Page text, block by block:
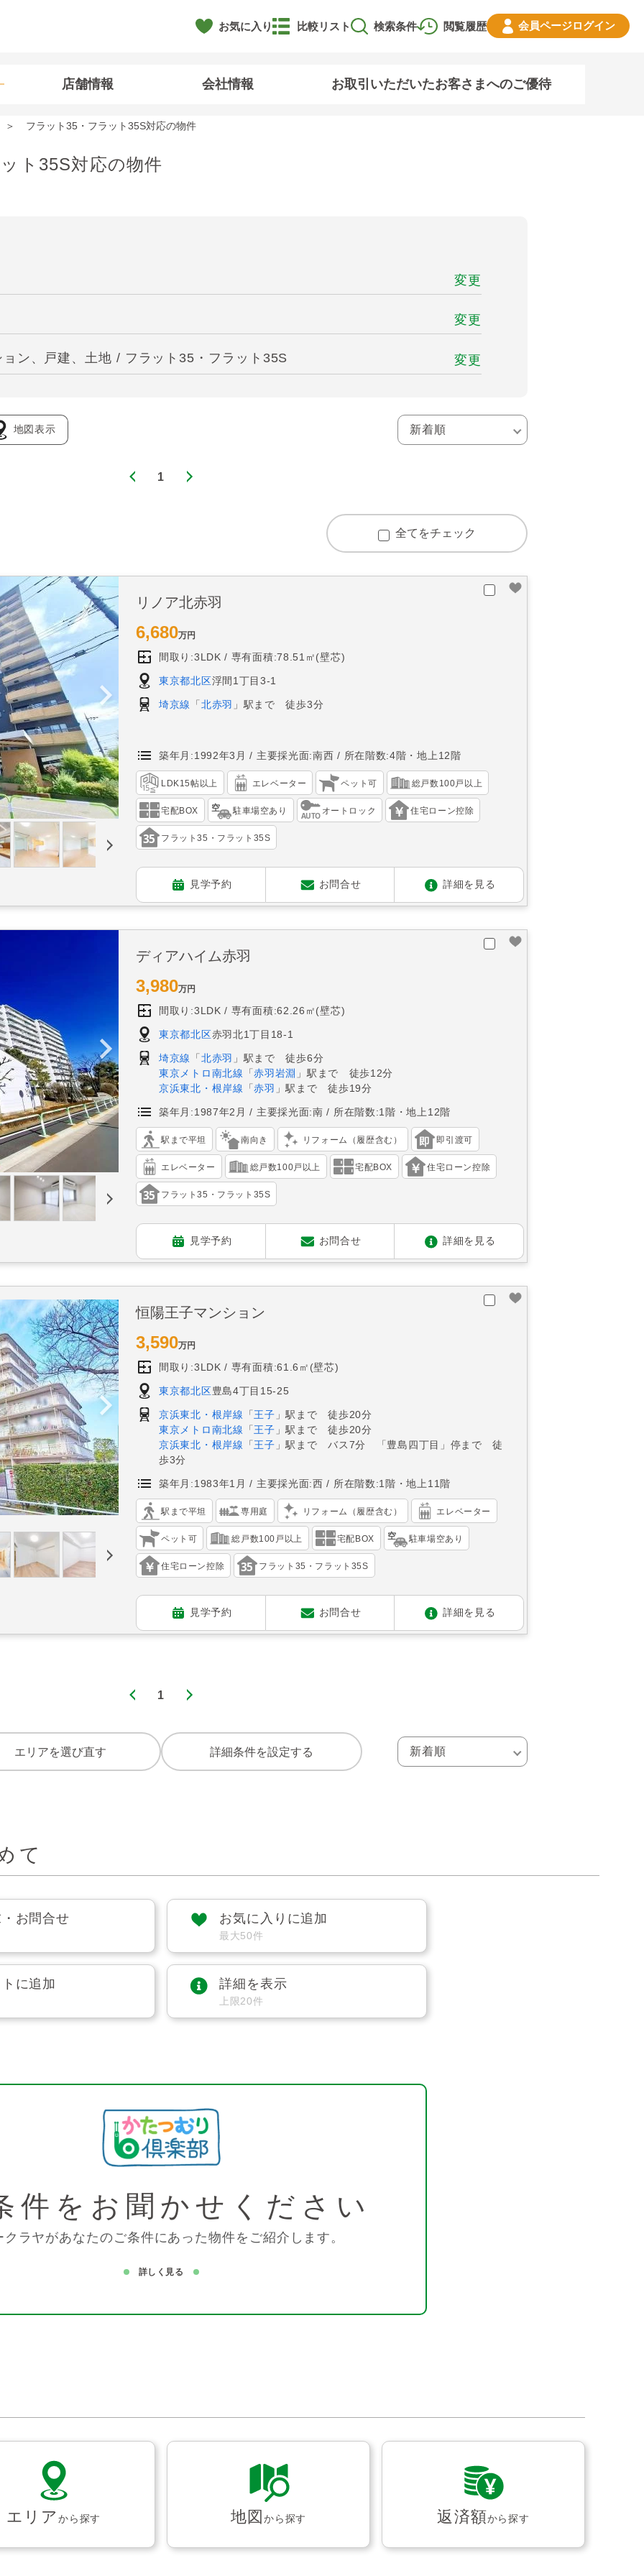
お気に入り 閲覧履歴
比較リスト 検索条件 会員ページログイン
店舗情報 会社情報 お取引いただいたお客さまへのご優待
フラット35・フラット35S対応の物件
ト35S対応の物件
変更
変更
ン、戸建、土地 / フラット35・フラット35S 変更
地図表示
1
全てをチェック
リノア北赤羽
6,680万円
間取り:3LDK 専有面積:78.51㎡(壁芯)
東京都北区浮間1丁目3-1
埼京線 「 北赤羽 」駅まで 徒歩3分
築年月:1992年3月 主要採光面:南西 所在階数:4階・地上12階
LDK15帖以上 エレベーター ペット可 総戸数100戸以上
宅配BOX 駐車場空あり オートロック 住宅ローン控除
フラット35・フラット35S
見学予約 お問合せ 詳細を見る
ディアハイム赤羽
3,980万円
間取り:3LDK 専有面積:62.26㎡(壁芯)
東京都北区赤羽北1丁目18-1
埼京線 「 北赤羽 」駅まで 徒歩6分
東京メトロ南北線
「赤羽岩淵 」駅まで 徒歩12分
京浜東北・根岸線
「赤羽 」駅まで 徒歩19分
築年月:1987年2月 主要採光面:南 所在階数:1階・地上12階
駅まで平坦 南向き リフォーム（履歴含む） 即引渡可
エレベーター 総戸数100戸以上 宅配BOX 住宅ローン控除
フラット35・フラット35S
見学予約 お問合せ 詳細を見る
恒陽王子マンション
3,590万円
間取り:3LDK 専有面積:61.6㎡(壁芯)
東京都北区豊島4丁目15-25
京浜東北・根岸線 「 王子 」駅まで 徒歩20分
東京メトロ南北線
「 王子 」駅まで 徒歩20分
京浜東北・根岸線
「 王子 」駅まで バス7分 「豊島四丁目」停まで 徒
歩3分
築年月:1983年1月 主要採光面:西 所在階数:1階・地上11階
駅まで平坦 専用庭 リフォーム（履歴含む） エレベーター
ペット可 総戸数100戸以上 宅配BOX 駐車場空あり
住宅ローン控除 フラット35・フラット35S
見学予約 お問合せ 詳細を見る
1
エリアを選び直す 詳細条件を設定する
て
お問合せ お気に入りに追加
最大50件
に追加 詳細を表示
上限20件
件を お聞かせください
クラヤがあなたのご条件にあった物件をご紹介します。
詳しく見る
エリアから探す 地図から探す 返済額から探す